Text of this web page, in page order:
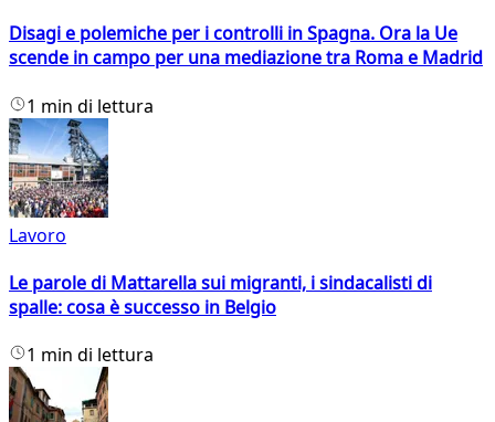
Disagi e polemiche per i controlli in Spagna. Ora la Ue
scende in campo per una mediazione tra Roma e Madrid
1 min di lettura
Lavoro
Le parole di Mattarella sui migranti, i sindacalisti di
spalle: cosa è successo in Belgio
1 min di lettura